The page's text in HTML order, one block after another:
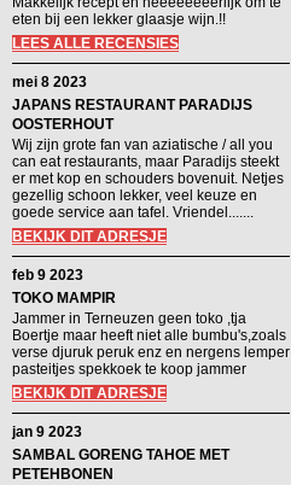
eten bij een lekker glaasje wijn.!!
LEES ALLE RECENSIES
mei 8 2023
JAPANS RESTAURANT PARADIJS
OOSTERHOUT
Wij zijn grote fan van aziatische / all you
can eat restaurants, maar Paradijs steekt
er met kop en schouders bovenuit. Netjes
gezellig schoon lekker, veel keuze en
goede service aan tafel. Vriendel.......
BEKIJK DIT ADRESJE
feb 9 2023
TOKO MAMPIR
Jammer in Terneuzen geen toko ,tja
Boertje maar heeft niet alle bumbu's,zoals
verse djuruk peruk enz en nergens lemper
pasteitjes spekkoek te koop jammer
BEKIJK DIT ADRESJE
jan 9 2023
SAMBAL GORENG TAHOE MET
PETEHBONEN